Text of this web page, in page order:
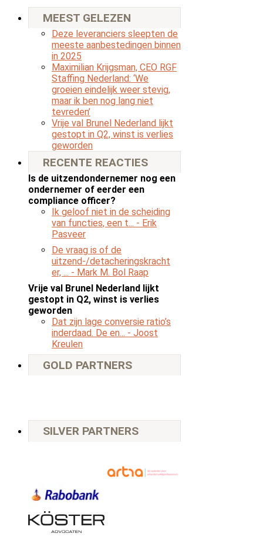
MEEST GELEZEN
Deze leveranciers sleepten de
meeste aanbestedingen binnen
in 2025
Maximilian Krijgsman, CEO RGF
Staffing Nederland: ‘We
groeien eindelijk weer stevig,
maar ik ben nog lang niet
tevreden’
Vrije val Brunel Nederland lijkt
gestopt in Q2, winst is verlies
geworden
RECENTE REACTIES
Is de uitzendondernemer nog een
ondernemer of eerder een
compliance officer?
Ik geloof niet in de scheiding
van functies, een t... - Erik
Pasveer
De vraag is of de
uitzend-/detacheringskracht
er, ... - Mark M. Bol Raap
Vrije val Brunel Nederland lijkt
gestopt in Q2, winst is verlies
geworden
Dat zijn lage conversie ratio’s
inderdaad. De en... - Joost
Kreulen
GOLD PARTNERS
SILVER PARTNERS